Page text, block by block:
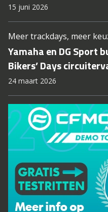
15 juni 2026
Meer trackdays, meer
Yamaha en DG Sport
Bikers’ Days
24 maart 2026